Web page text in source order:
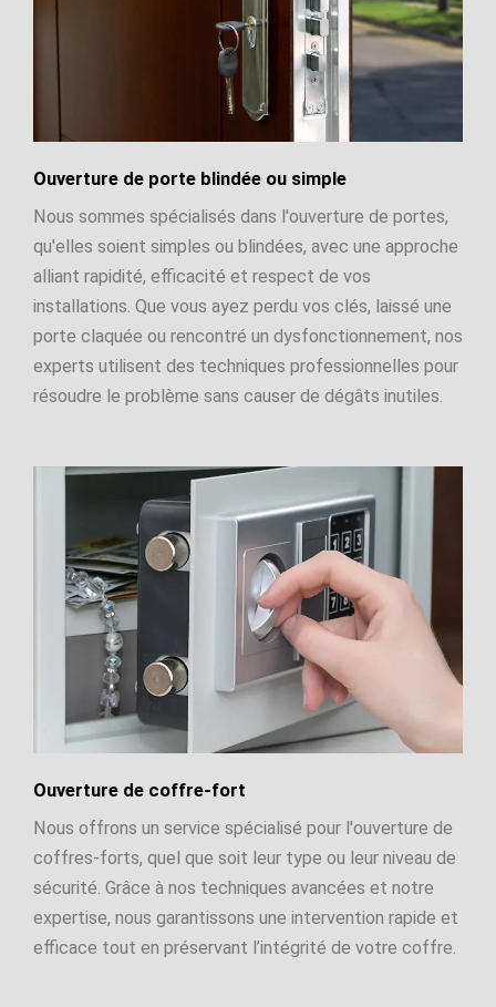
Ouverture de porte blindée ou simple
Nous sommes spécialisés dans l'ouverture de portes,
qu'elles soient simples ou blindées, avec une approche
alliant rapidité, efficacité et respect de vos
installations. Que vous ayez perdu vos clés, laissé une
porte claquée ou rencontré un dysfonctionnement, nos
experts utilisent des techniques professionnelles pour
résoudre le problème sans causer de dégâts inutiles.
Ouverture de coffre-fort
Nous offrons un service spécialisé pour l'ouverture de
coffres-forts, quel que soit leur type ou leur niveau de
sécurité. Grâce à nos techniques avancées et notre
expertise, nous garantissons une intervention rapide et
efficace tout en préservant l’intégrité de votre coffre.